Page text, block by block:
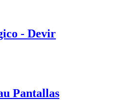
- Devir
Pantallas